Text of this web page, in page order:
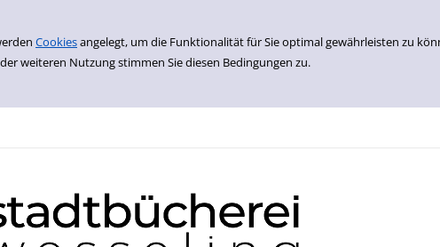
Cookiesangelegt, um die Funktionalität für Sie optimal gewährleisten zu
weiteren Nutzung stimmen Sie diesen Bedingungen zu.